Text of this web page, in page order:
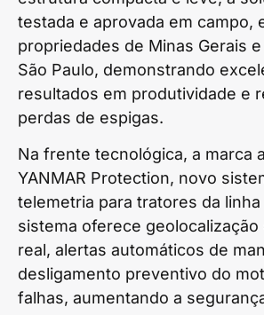
testada e aprovada em campo,
propriedades de Minas Gerais
São Paulo, demonstrando
resultados em produtividade e
perdas de espigas.
Na frente tecnológica, a marca
YANMAR Protection, novo
telemetria para tratores da linha
sistema oferece geolocalização
real, alertas automáticos de
desligamento preventivo do
falhas, aumentando a